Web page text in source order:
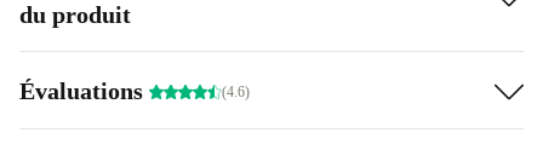
du produit
Évaluations (4.6)